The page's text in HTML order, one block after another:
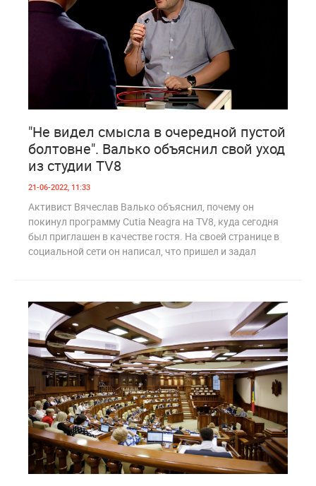
"Не видел смысла в очередной пустой
болтовне". Валько объяснил свой уход
из студии TV8
21-06-2022, 11:33
Активист Вячеслав Валько объяснил, почему он
покинул программу Cutia Neagra на TV8, куда сегодня
был приглашен в качестве гостя. На своей странице в
социальной сети он написал, что пришел и задал